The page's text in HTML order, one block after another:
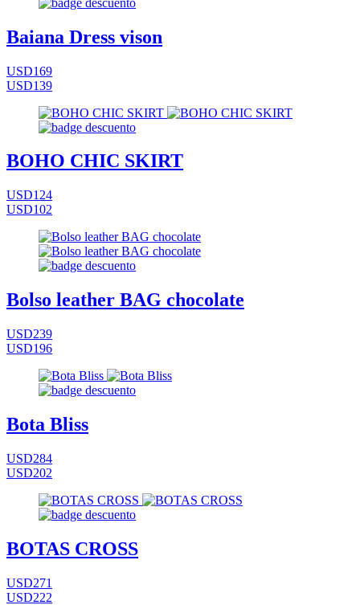
Baiana Dress vison
USD169
USD139
BOHO CHIC SKIRT
USD124
USD102
Bolso leather BAG chocolate
USD239
USD196
Bota Bliss
USD284
USD202
BOTAS CROSS
USD271
USD222